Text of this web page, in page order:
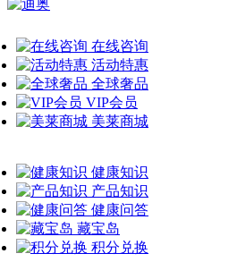
在线咨询
活动特惠
全球奢品
VIP会员
美莱商城
健康知识
产品知识
健康问答
藏宝岛
积分兑换